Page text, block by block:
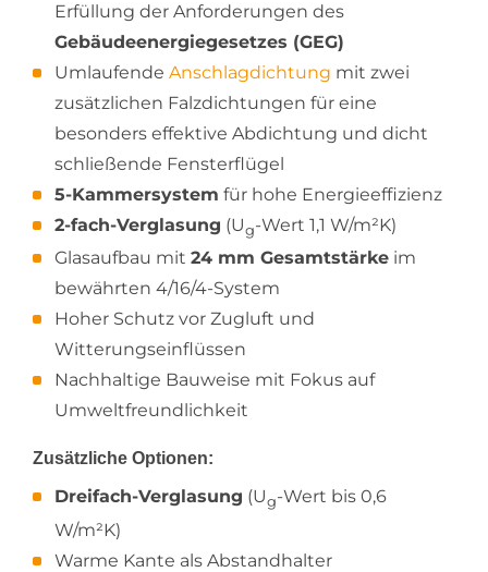
Erfüllung der Anforderungen des
Gebäudeenergiegesetzes (GEG)
Umlaufende Anschlagdichtung mit zwei
zusätzlichen Falzdichtungen für eine
besonders effektive Abdichtung und dicht
schließende Fensterflügel
5-Kammersystem für hohe Energieeffizienz
2-fach-Verglasung (Ug-Wert 1,1 W/m²K)
Glasaufbau mit 24 mm Gesamtstärke im
bewährten 4/16/4-System
Hoher Schutz vor Zugluft und
Witterungseinflüssen
Nachhaltige Bauweise mit Fokus auf
Umweltfreundlichkeit
Zusätzliche Optionen:
Dreifach-Verglasung (Ug-Wert bis 0,6
W/m²K)
Warme Kante als Abstandhalter